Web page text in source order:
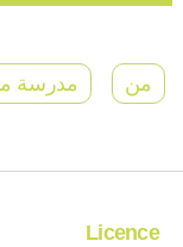
من مدرسة
Licence